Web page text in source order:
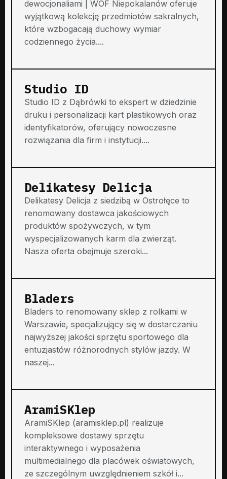
dewocjonaliami | WOF Niepokalanów oferuje
wyjątkową kolekcję przedmiotów sakralnych,
które wzbogacają duchowy wymiar
codziennego życia....
Studio ID
Studio ID z Dąbrówki to ekspert w dziedzinie
druku i personalizacji kart plastikowych oraz
identyfikatorów, oferujący nowoczesne
rozwiązania dla firm i instytucji....
Delikatesy Delicja
Delikatesy Delicja z siedzibą w Ostrołęce to
renomowany dostawca jakościowych
produktów spożywczych, w tym
wyspecjalizowanych karm dla zwierząt.
Nasza oferta obejmuje szeroki...
Bladers
Bladers to renomowany sklep z rolkami w
Warszawie, specjalizujący się w dostarczaniu
najwyższej jakości sprzętu sportowego dla
entuzjastów różnorodnych stylów jazdy. W
naszej...
AramiSKlep
AramiSKlep (aramisklep.pl) realizuje
kompleksowe dostawy sprzętu
interaktywnego i wyposażenia
multimedialnego dla placówek oświatowych,
ze szczególnym uwzględnieniem szkół i...